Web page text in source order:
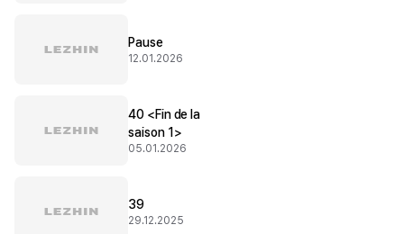
Pause
12.01.2026
40 <Fin de la
saison 1>
05.01.2026
39
29.12.2025